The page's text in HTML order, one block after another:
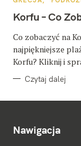
T
E
O
R
I
Korfu – Co
Co zobaczyć na
najpiękniejsze
Korfu? Kliknij i
Czytaj dalej
Nawigacja